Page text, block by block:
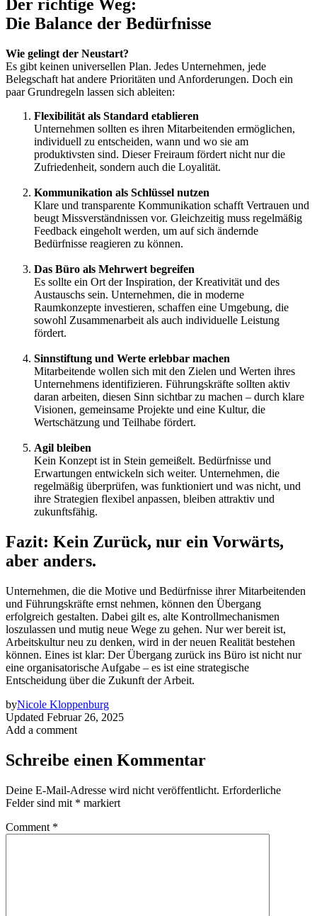
Der richtige Weg:
Die Balance der Bedürfnisse
Wie gelingt der Neustart?
Es gibt keinen universellen Plan. Jedes Unternehmen, jede
Belegschaft hat andere Prioritäten und Anforderungen. Doch ein
paar Grundregeln lassen sich ableiten:
Flexibilität als Standard etablieren
Unternehmen sollten es ihren Mitarbeitenden ermöglichen,
individuell zu entscheiden, wann und wo sie am
produktivsten sind. Dieser Freiraum fördert nicht nur die
Zufriedenheit, sondern auch die Loyalität.
Kommunikation als Schlüssel nutzen
Klare und transparente Kommunikation schafft Vertrauen und
beugt Missverständnissen vor. Gleichzeitig muss regelmäßig
Feedback eingeholt werden, um auf sich ändernde
Bedürfnisse reagieren zu können.
Das Büro als Mehrwert begreifen
Es sollte ein Ort der Inspiration, der Kreativität und des
Austauschs sein. Unternehmen, die in moderne
Raumkonzepte investieren, schaffen eine Umgebung, die
sowohl Zusammenarbeit als auch individuelle Leistung
fördert.
Sinnstiftung und Werte erlebbar machen
Mitarbeitende wollen sich mit den Zielen und Werten ihres
Unternehmens identifizieren. Führungskräfte sollten aktiv
daran arbeiten, diesen Sinn sichtbar zu machen – durch klare
Visionen, gemeinsame Projekte und eine Kultur, die
Wertschätzung und Teilhabe fördert.
Agil bleiben
Kein Konzept ist in Stein gemeißelt. Bedürfnisse und
Erwartungen entwickeln sich weiter. Unternehmen, die
regelmäßig überprüfen, was funktioniert und was nicht, und
ihre Strategien flexibel anpassen, bleiben attraktiv und
zukunftsfähig.
Fazit: Kein Zurück, nur ein Vorwärts,
aber anders.
Unternehmen, die die Motive und Bedürfnisse ihrer Mitarbeitenden
und Führungskräfte ernst nehmen, können den Übergang
erfolgreich gestalten. Dabei gilt es, alte Kontrollmechanismen
loszulassen und mutig neue Wege zu gehen. Nur wer bereit ist,
Arbeitskultur neu zu denken, wird in der neuen Realität bestehen
können. Eines ist klar: Der Übergang zurück ins Büro ist nicht nur
eine organisatorische Aufgabe – es ist eine strategische
Entscheidung über die Zukunft der Arbeit.
byNicole Kloppenburg
Updated Februar 26, 2025
Add a comment
Schreibe einen Kommentar
Deine E-Mail-Adresse wird nicht veröffentlicht. Erforderliche
Felder sind mit * markiert
Comment *